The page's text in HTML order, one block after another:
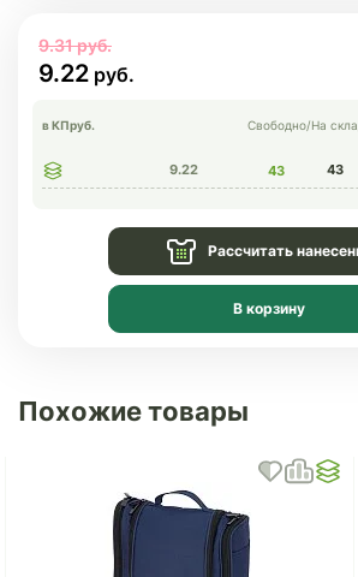
9.31
9.22
в КПруб. Свободно/На
9.22 43 43
Рассчитать
В корзину
Похожие товары